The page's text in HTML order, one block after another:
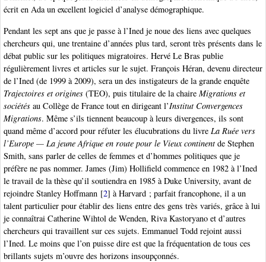
écrit en Ada un excellent logiciel d’analyse démographique.
Pendant les sept ans que je passe à l’Ined je noue des liens avec quelques
chercheurs qui, une trentaine d’années plus tard, seront très présents dans le
débat public sur les politiques migratoires. Hervé Le Bras publie
régulièrement livres et articles sur le sujet. François Héran, devenu directeur
de l’Ined (de 1999 à 2009), sera un des instigateurs de la grande enquête
Trajectoires et origines (TEO), puis titulaire de la chaire Migrations et
sociétés au Collège de France tout en dirigeant l’Institut Convergences
Migrations. Même s’ils tiennent beaucoup à leurs divergences, ils sont
quand même d’accord pour réfuter les élucubrations du livre La Ruée vers
l’Europe — La jeune Afrique en route pour le Vieux continentde Stephen
Smith, sans parler de celles de femmes et d’hommes politiques que je
préfère ne pas nommer. James (Jim) Hollifield commence en 1982 à l’Ined
le travail de la thèse qu’il soutiendra en 1985 à Duke University, avant de
rejoindre Stanley Hoffmann [2] à Harvard ; parfait francophone, il a un
talent particulier pour établir des liens entre des gens très variés, grâce à lui
je connaîtrai Catherine Wihtol de Wenden, Riva Kastoryano et d’autres
chercheurs qui travaillent sur ces sujets. Emmanuel Todd rejoint aussi
l’Ined. Le moins que l’on puisse dire est que la fréquentation de tous ces
brillants sujets m’ouvre des horizons insoupçonnés.